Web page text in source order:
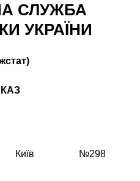
СЛУЖБА
УКРАЇНИ
Київ №298